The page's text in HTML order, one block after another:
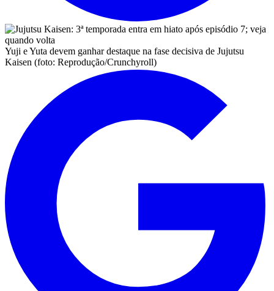
Yuji e Yuta devem ganhar destaque na fase decisiva de Jujutsu
Kaisen (foto: Reprodução/Crunchyroll)